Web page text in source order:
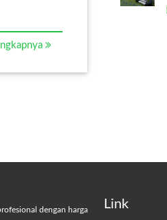
dengan harga Link